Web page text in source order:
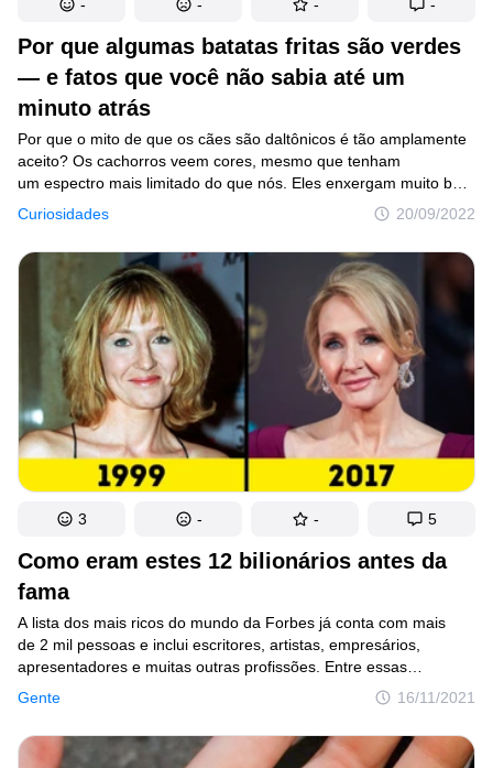
Por que algumas batatas fritas são verdes
— e fatos que você não sabia até um
minuto atrás
Curiosidades 20/09/2022
Por que o mito de que os cães são daltônicos é tão amplamente
aceito? Os cachorros veem cores, mesmo que tenham
um espectro mais limitado do que nós. Eles enxergam muito bem
o azul, o amarelo e o violeta. Mas é difícil para eles diferenciar
entre laranja, vermelho e verde. Então, se você quiser redecorar
a casa do seu cãozinho, talvez deva optar por tons de roxo
e azul.
- - - -
Como eram estes 12 bilionários antes da
fama
Gente 16/11/2021
A lista dos mais ricos do mundo da Forbes já conta com mais
de 2 mil pessoas e inclui escritores, artistas, empresários,
apresentadores e muitas outras profissões. Entre essas
celebridades está o fundador da Amazon, Jeff Bezos, cuja
fortuna ultrapassou recentemente a marca dos 200 bilhões
de dólares.
3 - - 5